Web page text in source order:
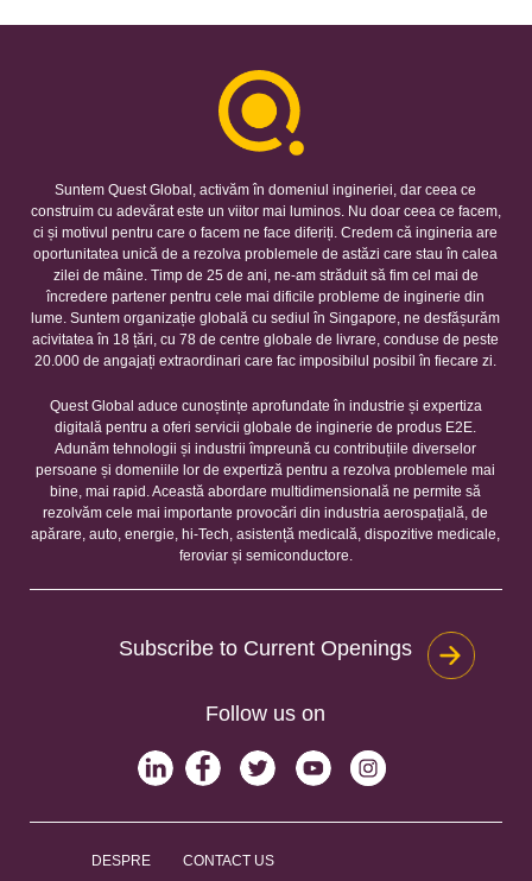
Suntem Quest Global, activăm în domeniul ingineriei, dar ceea ce
construim cu adevărat este un viitor mai luminos. Nu doar ceea ce facem,
ci și motivul pentru care o facem ne face diferiți. Credem că ingineria are
oportunitatea unică de a rezolva problemele de astăzi care stau în calea
zilei de mâine. Timp de 25 de ani, ne-am străduit să fim cel mai de
încredere partener pentru cele mai dificile probleme de inginerie din
lume. Suntem organizație globală cu sediul în Singapore, ne desfășurăm
acivitatea în 18 țări, cu 78 de centre globale de livrare, conduse de peste
20.000 de angajați extraordinari care fac imposibilul posibil în fiecare zi.
Quest Global aduce cunoștințe aprofundate în industrie și expertiza
digitală pentru a oferi servicii globale de inginerie de produs E2E.
Adunăm tehnologii și industrii împreună cu contribuțiile diverselor
persoane și domeniile lor de expertiză pentru a rezolva problemele mai
bine, mai rapid. Această abordare multidimensională ne permite să
rezolvăm cele mai importante provocări din industria aerospațială, de
apărare, auto, energie, hi-Tech, asistență medicală, dispozitive medicale,
feroviar și semiconductore.
Subscribe to Current Openings
Follow us on
DESPRE CONTACT US